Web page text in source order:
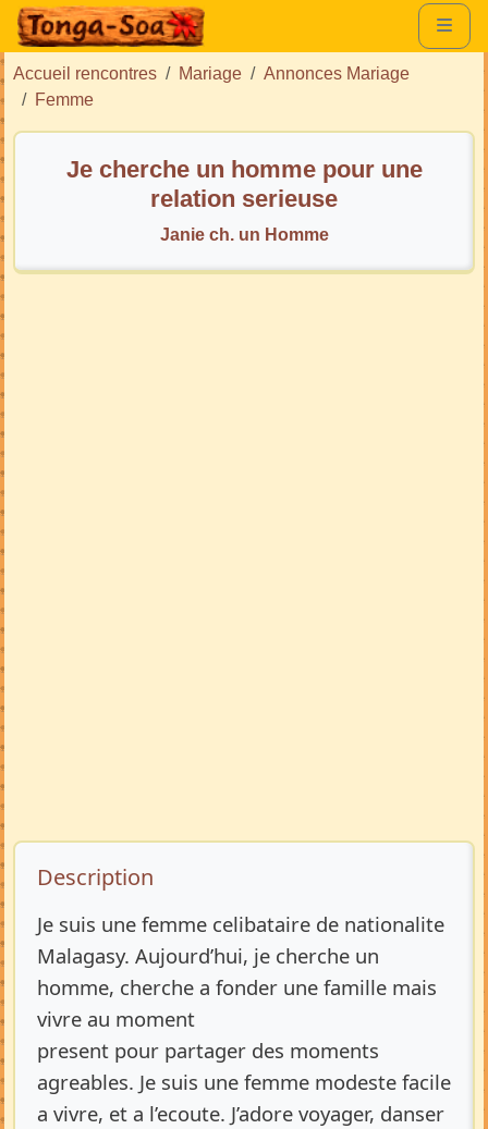
Accueil rencontres Mariage
Annonces Mariage
Femme
Je cherche un homme pour une
relation serieuse
Janie ch. un Homme
Description de l’annonce
Description
Je suis une femme celibataire de nationalite
Malagasy. Aujourd’hui, je cherche un
homme, cherche a fonder une famille mais
vivre au moment
present pour partager des moments
agreables. Je suis une femme modeste facile
a vivre, et a l’ecoute. J’adore voyager, danser